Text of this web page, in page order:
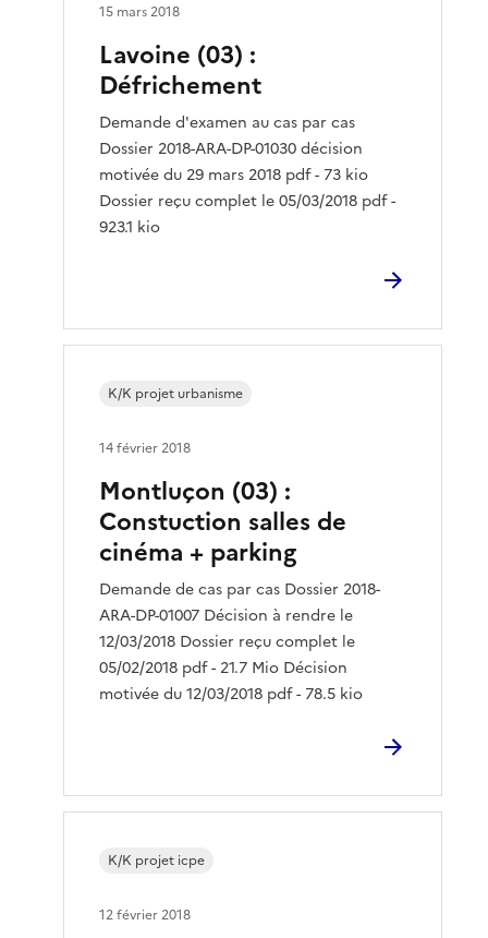
Lavoine (03) :
Défrichement
Demande d'examen au cas par cas
Dossier 2018-ARA-DP-01030 décision
motivée du 29 mars 2018 pdf - 73 kio
Dossier reçu complet le 05/03/2018 pdf -
923.1 kio
15 mars 2018
Montluçon (03) :
Constuction salles de
cinéma + parking
Demande de cas par cas Dossier 2018-
ARA-DP-01007 Décision à rendre le
12/03/2018 Dossier reçu complet le
05/02/2018 pdf - 21.7 Mio Décision
motivée du 12/03/2018 pdf - 78.5 kio
K/K projet urbanisme
14 février 2018
K/K projet icpe
12 février 2018